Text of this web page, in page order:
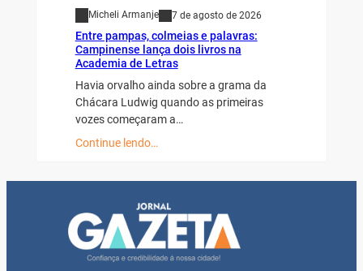
Micheli Armanje 7 de agosto de 2026
Entre pampas, colmeias e palavras:
Campinense lança dois livros na
Academia de Letras
Havia orvalho ainda sobre a grama da
Chácara Ludwig quando as primeiras
vozes começaram a…
Continue lendo…